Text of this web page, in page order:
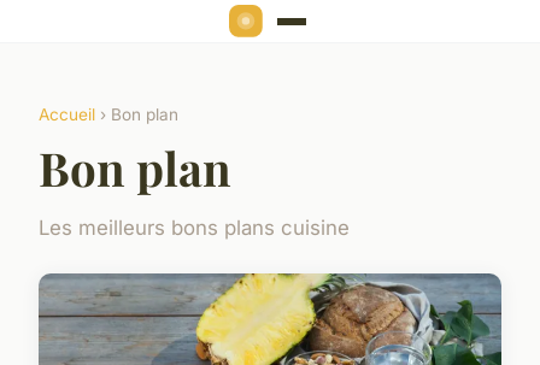
Accueil › Bon plan
Bon plan
Les meilleurs bons plans cuisine